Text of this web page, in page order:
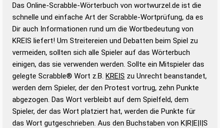
Wortwurzel liefert mit Hilfe eines semantischen
Wortanalyse-Algorithmus gute Anhaltspunkte zu
Wortbedeutung, Worttrennung und Wortform, um die
Gültigkeit eines Wortes für das Scrabble-Spiel zu
bestimmen!
zugelassene Turnier Scrabble-
Wörterbücher sind:
Duden – Standardwerk in 12 Bänden
Duden – Richtiges und gutes
Deutsch
Das Online-Scrabble-Wörterbuch von wortwurzel.de ist die
schnelle und einfache Art der Scrabble-Wortprüfung, da es
Dir auch Informationen rund um die Wortbedeutung von
KREIS liefert! Um Streitereien und Debatten beim Spiel zu
vermeiden, sollten sich alle Spieler auf das Wörterbuch
einigen, das sie verwenden werden. Sollte ein Mitspieler das
gelegte Scrabble® Wort z.B. KREIS zu Unrecht beanstandet,
werden dem Spieler, der den Protest vortrug, zehn Punkte
abgezogen. Das Wort verbleibt auf dem Spielfeld, dem
Spieler, der das Wort platziert hat, werden die Punkte für
das Wort gutgeschrieben. Aus den Buchstaben von K|R|E|I|S